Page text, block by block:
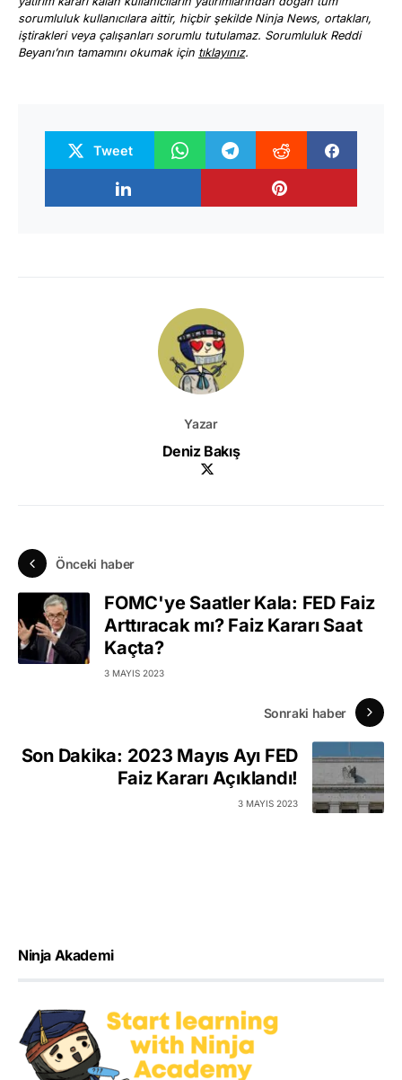
sorumluluk kullanıcılara aittir, hiçbir şekilde Ninja News, ortakları,
iştirakleri veya çalışanları sorumlu tutulamaz. Sorumluluk Reddi
Beyanı’nın tamamını okumak için tıklayınız.
Tweet
Yazar
Deniz Bakış
Önceki haber
FOMC'ye Saatler Kala: FED Faiz
Arttıracak mı? Faiz Kararı Saat
Kaçta?
3 MAYIS 2023
Sonraki haber
Son Dakika: 2023 Mayıs Ayı FED
Faiz Kararı Açıklandı!
3 MAYIS 2023
Ninja Akademi